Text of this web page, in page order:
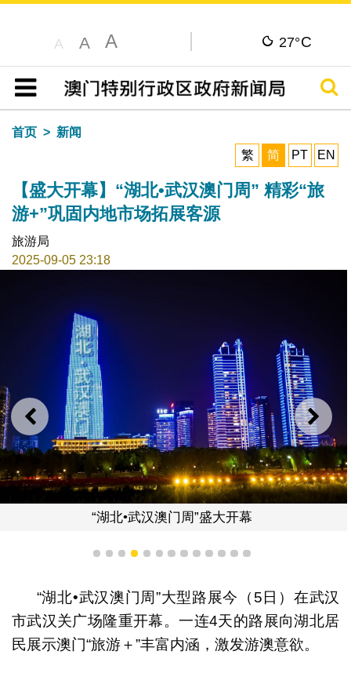
A A A 27°C
目录
搜寻
首页
新闻
繁
简 PT EN
【盛大开幕】“湖北•武汉澳门周” 精彩“旅
游+”巩固内地市场拓展客源
旅游局
2025-09-05 23:18
上一则 下一
“湖北•武汉澳门周”盛大开幕
1 2 3 4 5 6 7 8 9 10111213
“湖北•武汉澳门周”大型路展今（5日）在武汉
市武汉关广场隆重开幕。一连4天的路展向湖北居
民展示澳门“旅游＋”丰富内涵，激发游澳意欲。